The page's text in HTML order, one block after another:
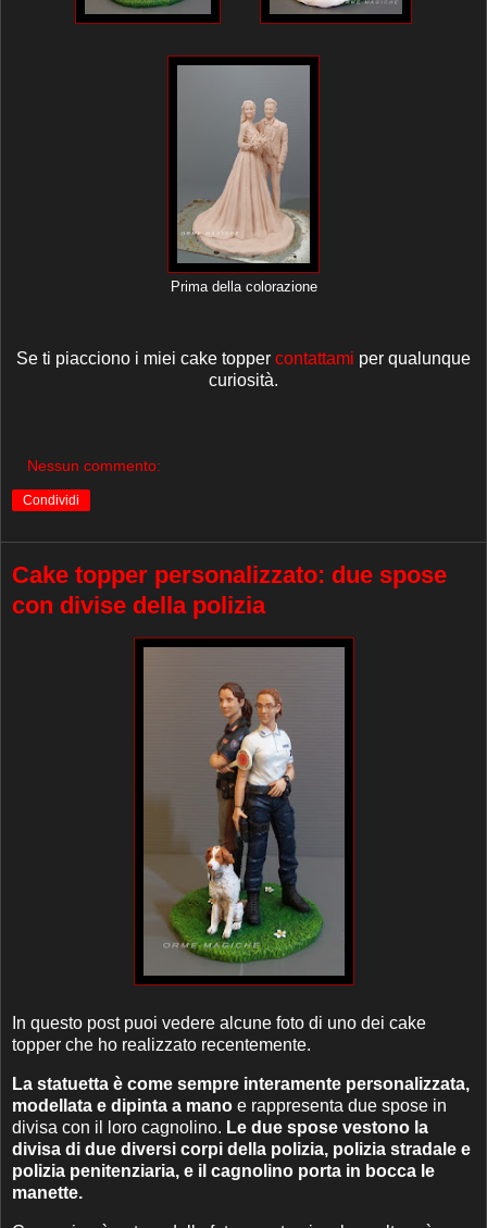
Prima della colorazione
Se ti piacciono i miei cake topper contattami per qualunque
curiosità.
Nessun commento:
Condividi
Cake topper personalizzato: due spose
con divise della polizia
In questo post puoi vedere alcune foto di uno dei cake
topper che ho realizzato recentemente.
La statuetta è come sempre interamente personalizzata,
modellata e dipinta a mano e rappresenta due spose in
divisa con il loro cagnolino. Le due spose vestono la
divisa di due diversi corpi della polizia, polizia stradale e
polizia penitenziaria, e il cagnolino porta in bocca le
manette.